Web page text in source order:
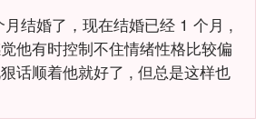
月结婚了，现在结婚已经 1 个月 ,
他有时控制不住情绪性格比较偏
话顺着他就好了 , 但总是这样也